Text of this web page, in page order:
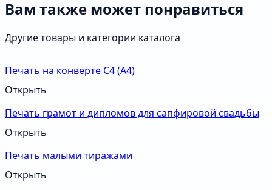
Вам также может понравиться
Другие товары и категории каталога
Печать на конверте С4 (А4)
Открыть
Печать грамот и дипломов для сапфировой свадьбы
Открыть
Печать малыми тиражами
Открыть